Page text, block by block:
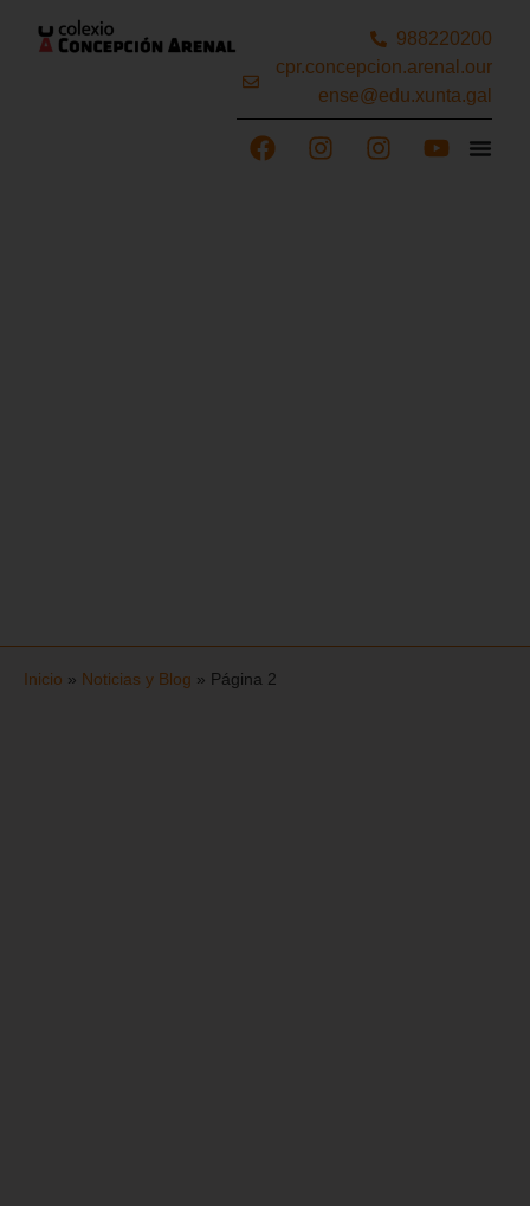
988220200
cpr.concepcion.arenal.our
ense@edu.xunta.gal
Inicio » Noticias y Blog » Página 2